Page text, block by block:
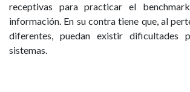
receptivas para practicar el
información. En su contra tiene que, al
diferentes, puedan existir dificultades
sistemas.